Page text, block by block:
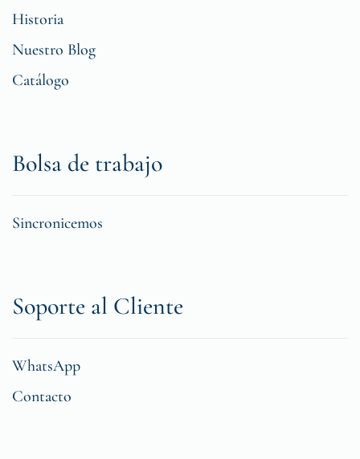
Historia
Nuestro Blog
Catálogo
Bolsa de trabajo
Sincronicemos
Soporte al Cliente
WhatsApp
Contacto